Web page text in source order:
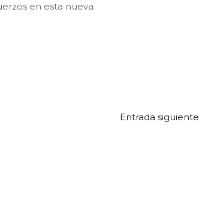
en esta nueva
Entrada siguiente